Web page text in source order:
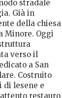
stradale
Già in
della chiesa
Minore. Oggi
verso il
a San
Costruito
di lesene e
restauro